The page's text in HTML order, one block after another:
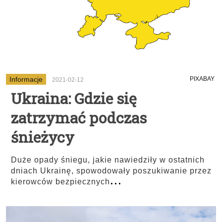
Informacje 2021-02-12 PIXABAY
Ukraina: Gdzie się
zatrzymać podczas
śnieżycy
Duże opady śniegu, jakie nawiedziły w ostatnich
dniach Ukrainę, spowodowały poszukiwanie przez
kierowców bezpiecznych...